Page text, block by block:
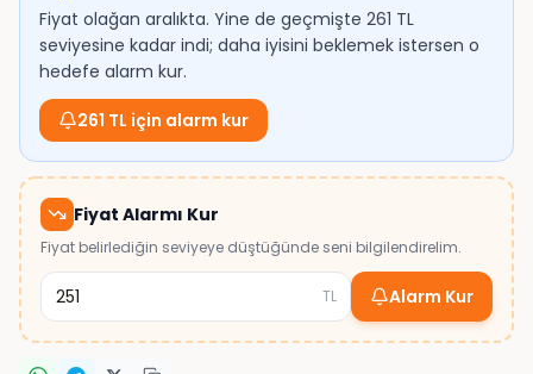
Fiyat olağan aralıkta. Yine de geçmişte 261 TL
seviyesine kadar indi; daha iyisini beklemek istersen o
hedefe alarm kur.
261 TL için alarm kur
Fiyat Alarmı Kur
Fiyat belirlediğin seviyeye düştüğünde seni bilgilendirelim.
TL Alarm Kur